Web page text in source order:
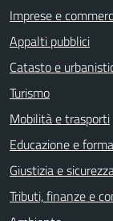
Imprese e
Appalti pubblici
Catasto e
Turismo
Mobilità e trasporti
Educazione e
Giustizia e
Tributi, finanze e